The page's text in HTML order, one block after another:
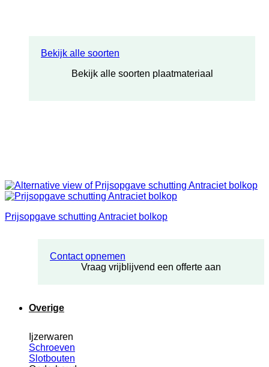
Bekijk alle soorten
Bekijk alle soorten plaatmateriaal
Contact opnemen
Vraag vrijblijvend een offerte aan
Overige
Ijzerwaren
Schroeven
Slotbouten
Prijsopgave schutting Antraciet bolkop